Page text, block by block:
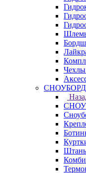
СНОУБОРД